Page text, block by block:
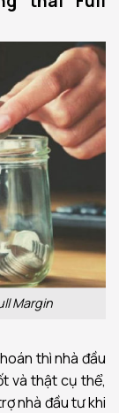
Margin
thì nhà đầu
và thật cụ thể,
nhà đầu tư khi